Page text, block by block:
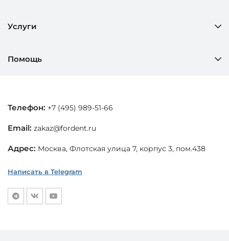
Услуги
Помощь
Телефон: +7 (495) 989-51-66
Email: zakaz@fordent.ru
Адрес: Москва, Флотская улица 7, корпус 3, пом.438
Написать в Telegram